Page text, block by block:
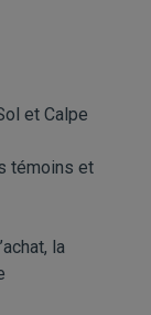
et Calpe
témoins et
la